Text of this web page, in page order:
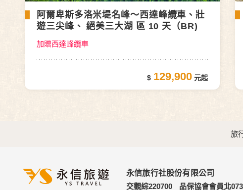
阿爾卑斯多洛米堤名峰～西達峰纜車、壯
遊三尖峰、 絕美三大湖 區 10 天（BR)
加贈西達峰纜車
129,900
旅
永信旅行社股份有限公司
交觀綜220700
品保協會會員北